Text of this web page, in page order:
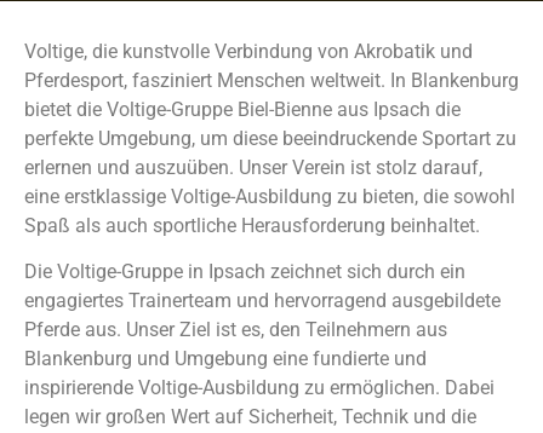
Voltige, die kunstvolle Verbindung von Akrobatik und
Pferdesport, fasziniert Menschen weltweit. In Blankenburg
bietet die Voltige-Gruppe Biel-Bienne aus Ipsach die
perfekte Umgebung, um diese beeindruckende Sportart zu
erlernen und auszuüben. Unser Verein ist stolz darauf,
eine erstklassige Voltige-Ausbildung zu bieten, die sowohl
Spaß als auch sportliche Herausforderung beinhaltet.
Die Voltige-Gruppe in Ipsach zeichnet sich durch ein
engagiertes Trainerteam und hervorragend ausgebildete
Pferde aus. Unser Ziel ist es, den Teilnehmern aus
Blankenburg und Umgebung eine fundierte und
inspirierende Voltige-Ausbildung zu ermöglichen. Dabei
legen wir großen Wert auf Sicherheit, Technik und die